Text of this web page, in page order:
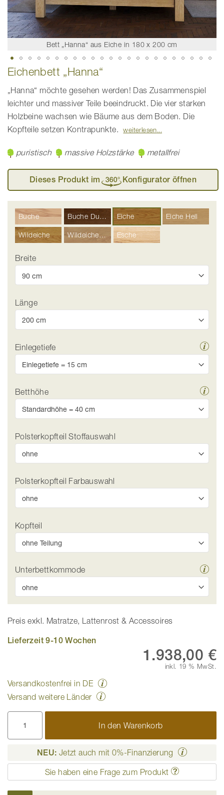
Bett „Hanna“ aus Eiche in 180 x 200 cm
Zum
Anfang
Bildgalerie
springen
Eichenbett „Hanna“
„Hanna“ möchte gesehen werden! Das Zusammenspiel
leichter und massiver Teile beeindruckt. Die vier starken
Holzbeine wachsen wie Bäume aus dem Boden. Die
Kopfteile setzen Kontrapunkte.
weiterlesen
puristisch massive Holzstärke metallfrei
Dieses Produkt im Konfigurator öffnen
Buche Buche Dunkel Eiche Eiche Hell
Wildeiche Wildeiche Hell Esche
Breite
Länge
Einlegetiefe
Betthöhe
Polsterkopfteil Stoffauswahl
Polsterkopfteil Farbauswahl
Kopfteil
Unterbettkommode
Preis exkl. Matratze, Lattenrost & Accessoires
Lieferzeit 9-10 Wochen
1.938,00 €
inkl. 19 % MwSt.
Versandkostenfrei in DE
Versand weitere Länder
In den Warenkorb
NEU: Jetzt auch mit 0%-Finanzierung
Sie haben eine Frage zum Produkt